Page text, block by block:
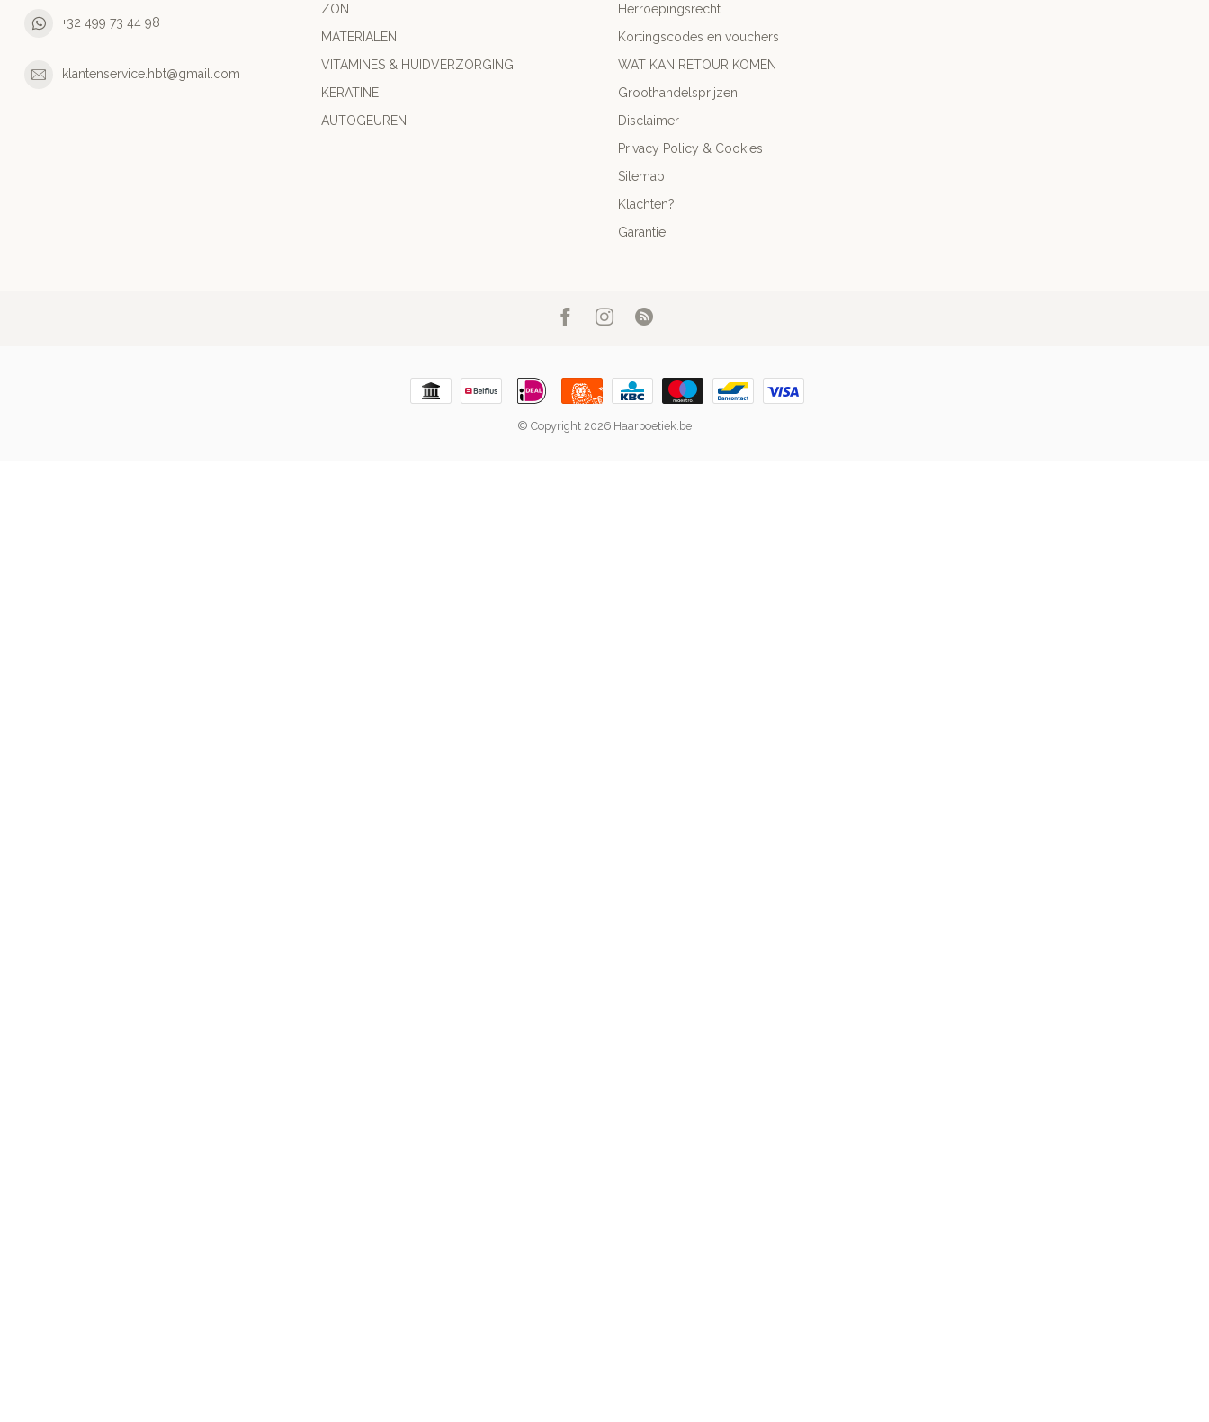
+32 499 73 44 98
klantenservice.hbt@gmail.com
ZON
MATERIALEN
VITAMINES & HUIDVERZORGING
KERATINE
AUTOGEUREN
Herroepingsrecht
Kortingscodes en vouchers
WAT KAN RETOUR KOMEN
Groothandelsprijzen
Disclaimer
Privacy Policy & Cookies
Sitemap
Klachten?
Garantie
© Copyright 2026 Haarboetiek.be